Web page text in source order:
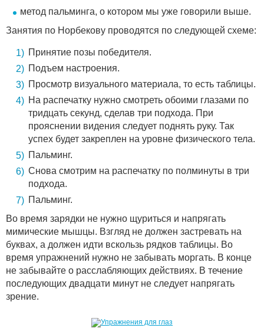
метод пальминга, о котором мы уже говорили выше.
Занятия по Норбекову проводятся по следующей схеме:
Принятие позы победителя.
Подъем настроения.
Просмотр визуального материала, то есть таблицы.
На распечатку нужно смотреть обоими глазами по
тридцать секунд, сделав три подхода. При
прояснении видения следует поднять руку. Так
успех будет закреплен на уровне физического тела.
Пальминг.
Снова смотрим на распечатку по полминуты в три
подхода.
Пальминг.
Во время зарядки не нужно щуриться и напрягать
мимические мышцы. Взгляд не должен застревать на
буквах, а должен идти вскользь рядков таблицы. Во
время упражнений нужно не забывать моргать. В конце
не забывайте о расслабляющих действиях. В течение
последующих двадцати минут не следует напрягать
зрение.